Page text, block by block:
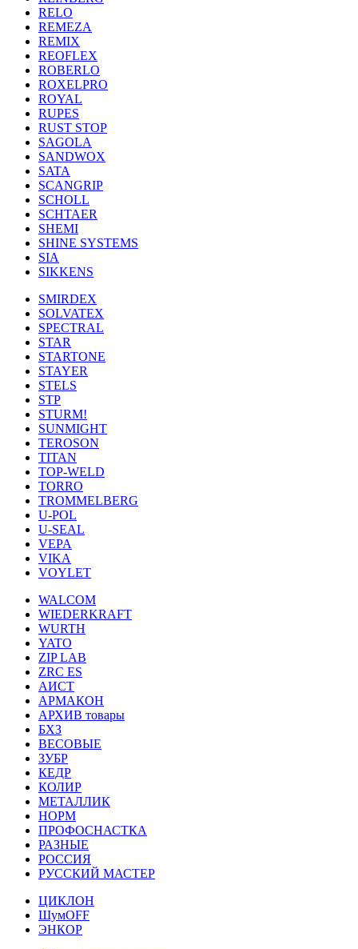
RELO
REMEZA
REMIX
REOFLEX
ROBERLO
ROXELPRO
ROYAL
RUPES
RUST STOP
SAGOLA
SANDWOX
SATA
SCANGRIP
SCHOLL
SCHTAER
SHEMI
SHINE SYSTEMS
SIA
SIKKENS
SMIRDEX
SOLVATEX
SPECTRAL
STAR
STARTONE
STAYER
STELS
STP
STURM!
SUNMIGHT
TEROSON
TITAN
TOP-WELD
TORRO
TROMMELBERG
U-POL
U-SEAL
VEPA
VIKA
VOYLET
WALCOM
WIEDERKRAFT
WURTH
YATO
ZIP LAB
ZRC ES
АИСТ
АРМАКОН
АРХИВ товары
БХЗ
ВЕСОВЫЕ
ЗУБР
КЕДР
КОЛИР
МЕТАЛЛИК
НОРМ
ПРОФОСНАСТКА
РАЗНЫЕ
РОССИЯ
РУССКИЙ МАСТЕР
ЦИКЛОН
ШумOFF
ЭНКОР